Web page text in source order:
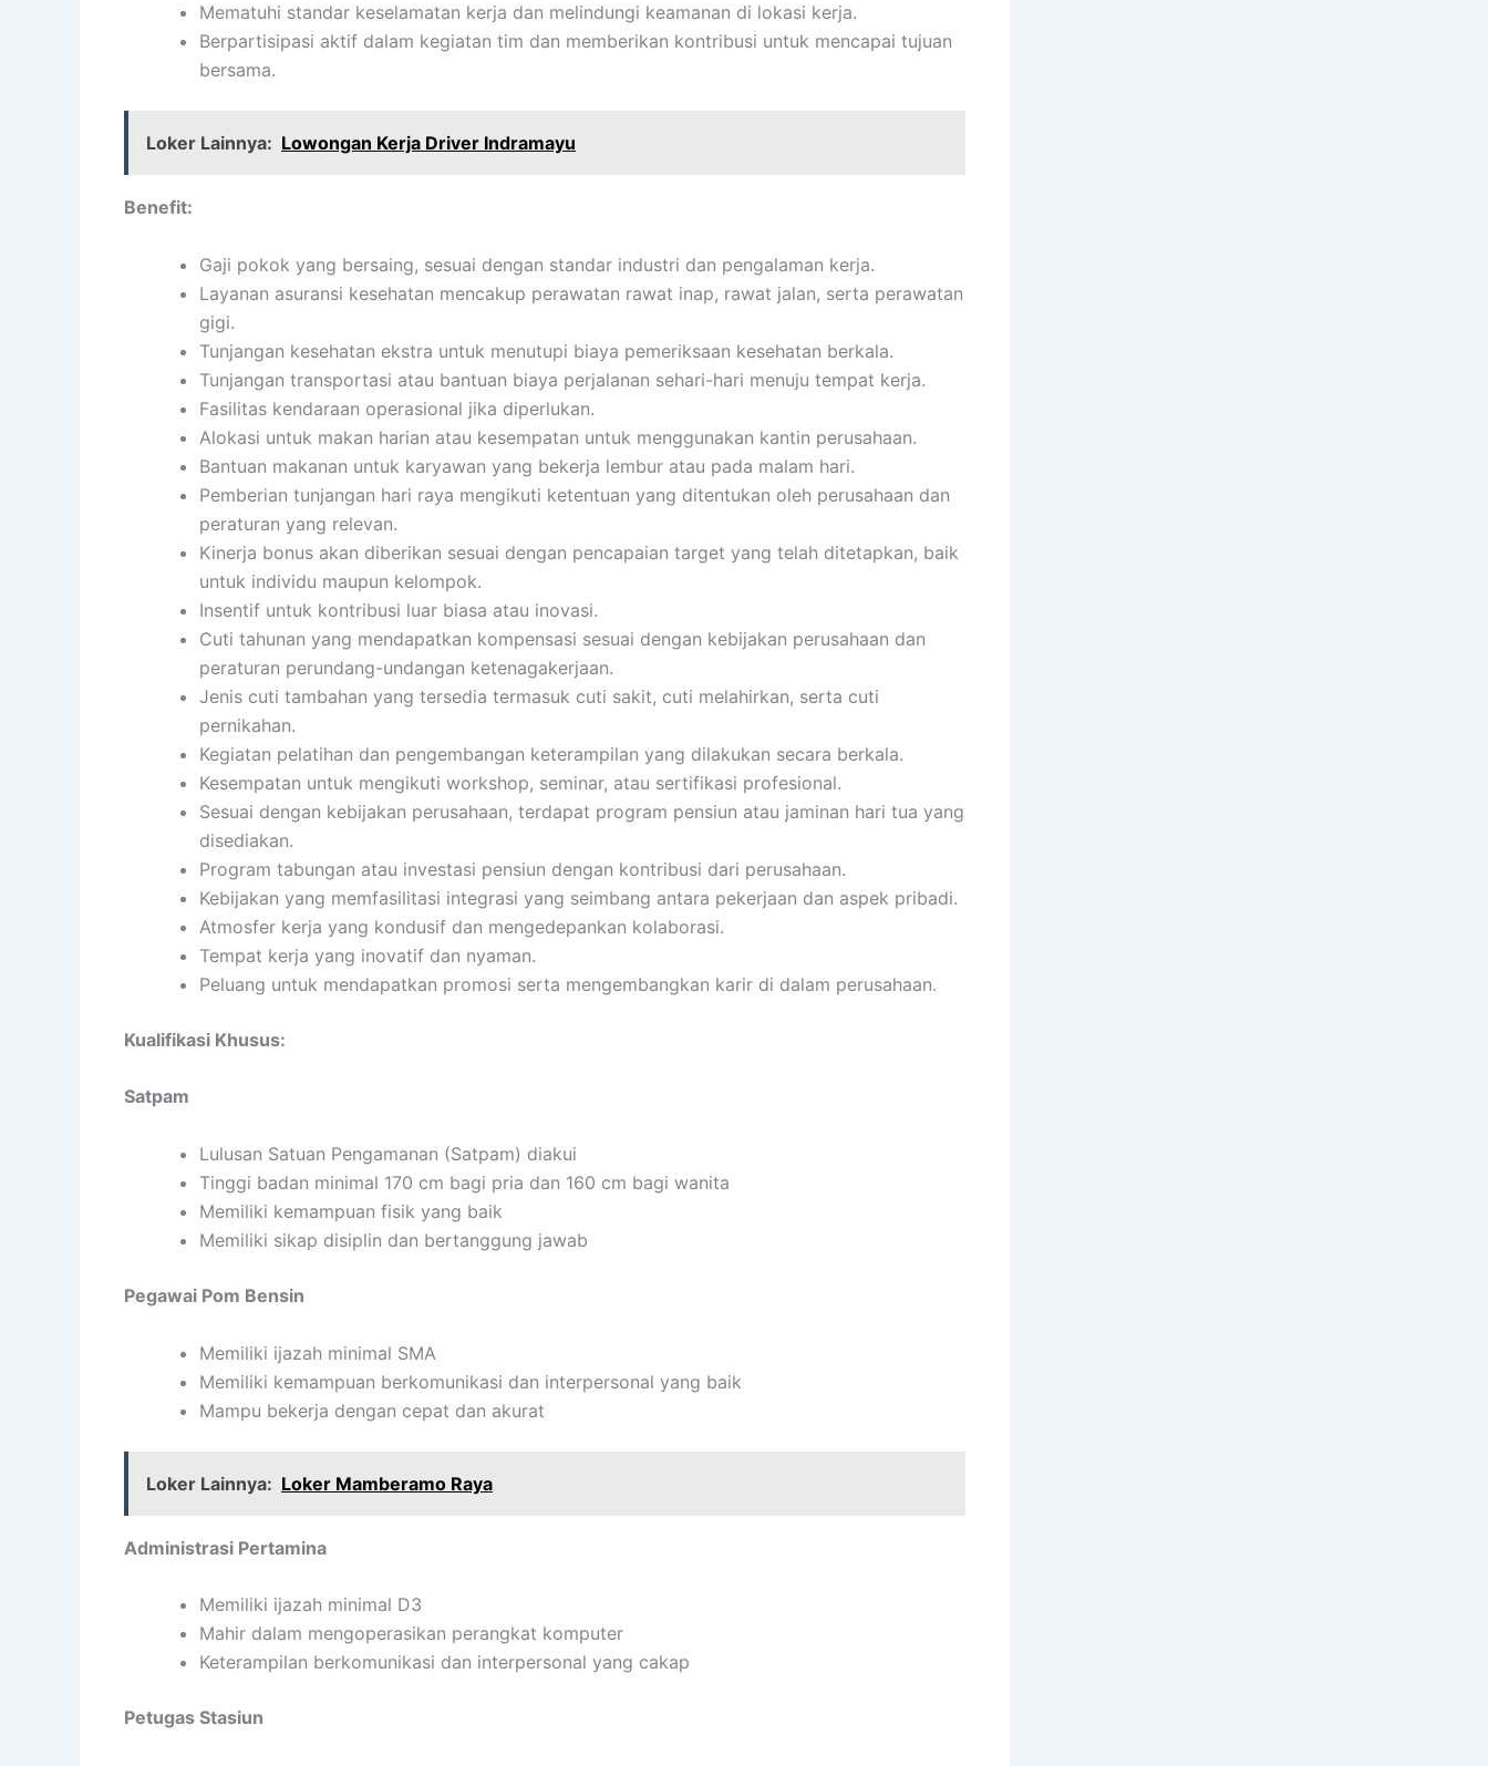
Mematuhi standar keselamatan kerja dan melindungi keamanan di lokasi kerja.
Berpartisipasi aktif dalam kegiatan tim dan memberikan kontribusi untuk mencapai tujuan
bersama.
Loker Lainnya: Lowongan Kerja Driver Indramayu
Benefit:
Gaji pokok yang bersaing, sesuai dengan standar industri dan pengalaman kerja.
Layanan asuransi kesehatan mencakup perawatan rawat inap, rawat jalan, serta perawatan
gigi.
Tunjangan kesehatan ekstra untuk menutupi biaya pemeriksaan kesehatan berkala.
Tunjangan transportasi atau bantuan biaya perjalanan sehari-hari menuju tempat kerja.
Fasilitas kendaraan operasional jika diperlukan.
Alokasi untuk makan harian atau kesempatan untuk menggunakan kantin perusahaan.
Bantuan makanan untuk karyawan yang bekerja lembur atau pada malam hari.
Pemberian tunjangan hari raya mengikuti ketentuan yang ditentukan oleh perusahaan dan
peraturan yang relevan.
Kinerja bonus akan diberikan sesuai dengan pencapaian target yang telah ditetapkan, baik
untuk individu maupun kelompok.
Insentif untuk kontribusi luar biasa atau inovasi.
Cuti tahunan yang mendapatkan kompensasi sesuai dengan kebijakan perusahaan dan
peraturan perundang-undangan ketenagakerjaan.
Jenis cuti tambahan yang tersedia termasuk cuti sakit, cuti melahirkan, serta cuti
pernikahan.
Kegiatan pelatihan dan pengembangan keterampilan yang dilakukan secara berkala.
Kesempatan untuk mengikuti workshop, seminar, atau sertifikasi profesional.
Sesuai dengan kebijakan perusahaan, terdapat program pensiun atau jaminan hari tua yang
disediakan.
Program tabungan atau investasi pensiun dengan kontribusi dari perusahaan.
Kebijakan yang memfasilitasi integrasi yang seimbang antara pekerjaan dan aspek pribadi.
Atmosfer kerja yang kondusif dan mengedepankan kolaborasi.
Tempat kerja yang inovatif dan nyaman.
Peluang untuk mendapatkan promosi serta mengembangkan karir di dalam perusahaan.
Kualifikasi Khusus:
Satpam
Lulusan Satuan Pengamanan (Satpam) diakui
Tinggi badan minimal 170 cm bagi pria dan 160 cm bagi wanita
Memiliki kemampuan fisik yang baik
Memiliki sikap disiplin dan bertanggung jawab
Pegawai Pom Bensin
Memiliki ijazah minimal SMA
Memiliki kemampuan berkomunikasi dan interpersonal yang baik
Mampu bekerja dengan cepat dan akurat
Loker Lainnya: Loker Mamberamo Raya
Administrasi Pertamina
Memiliki ijazah minimal D3
Mahir dalam mengoperasikan perangkat komputer
Keterampilan berkomunikasi dan interpersonal yang cakap
Petugas Stasiun